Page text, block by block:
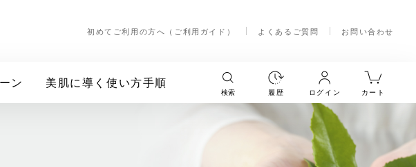
初めてご利用の方へ（ご利用ガイド） よくあるご質問 お問い合わせ
ン 美肌に導く使い方手順
検索 履歴 ログイン カート